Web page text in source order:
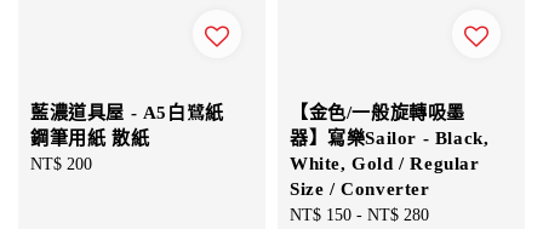
藍濃道具屋 - A5白鷺紙
鋼筆用紙 散紙
Regular
NT$ 200
【金色/一般旋轉吸墨
器】寫樂Sailor - Black,
White, Gold / Regular
Size / Converter
Regular
NT$ 150 - NT$ 280